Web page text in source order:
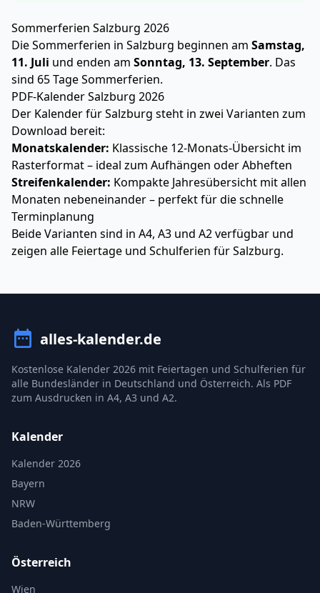
Sommerferien Salzburg 2026
Die Sommerferien in Salzburg beginnen am Samstag,
11. Juli und enden am Sonntag, 13. September. Das
sind 65 Tage Sommerferien.
PDF-Kalender Salzburg 2026
Der Kalender für Salzburg steht in zwei Varianten zum
Download bereit:
Monatskalender: Klassische 12-Monats-Übersicht im
Rasterformat – ideal zum Aufhängen oder Abheften
Streifenkalender: Kompakte Jahresübersicht mit allen
Monaten nebeneinander – perfekt für die schnelle
Terminplanung
Beide Varianten sind in A4, A3 und A2 verfügbar und
zeigen alle Feiertage und Schulferien für Salzburg.
alles-kalender.de
Kostenlose Kalender 2026 mit Feiertagen und Schulferien für
alle Bundesländer in Deutschland und Österreich. Als PDF
zum Ausdrucken in A4, A3 und A2.
Kalender
Kalender 2026
Bayern
NRW
Baden-Württemberg
Österreich
Wien